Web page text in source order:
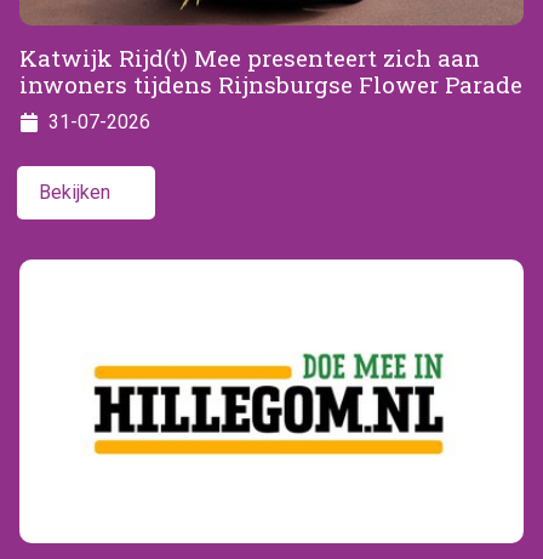
Katwijk Rijd(t) Mee presenteert zich aan
inwoners tijdens Rijnsburgse Flower Parade
31-07-2026
Bekijken